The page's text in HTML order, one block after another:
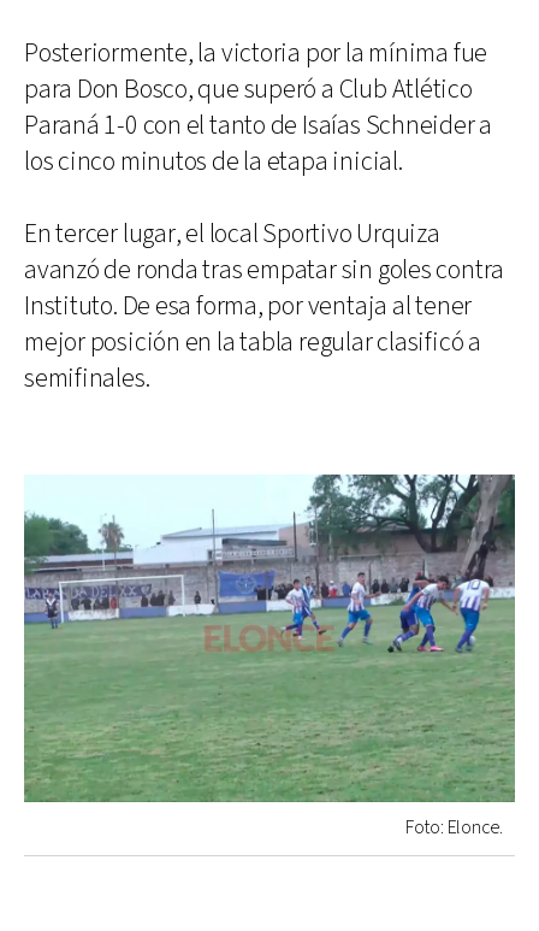
Posteriormente, la victoria por la mínima fue
para Don Bosco, que superó a Club Atlético
Paraná 1-0 con el tanto de Isaías Schneider a
los cinco minutos de la etapa inicial.
En tercer lugar, el local Sportivo Urquiza
avanzó de ronda tras empatar sin goles contra
Instituto. De esa forma, por ventaja al tener
mejor posición en la tabla regular clasificó a
semifinales.
Foto: Elonce.